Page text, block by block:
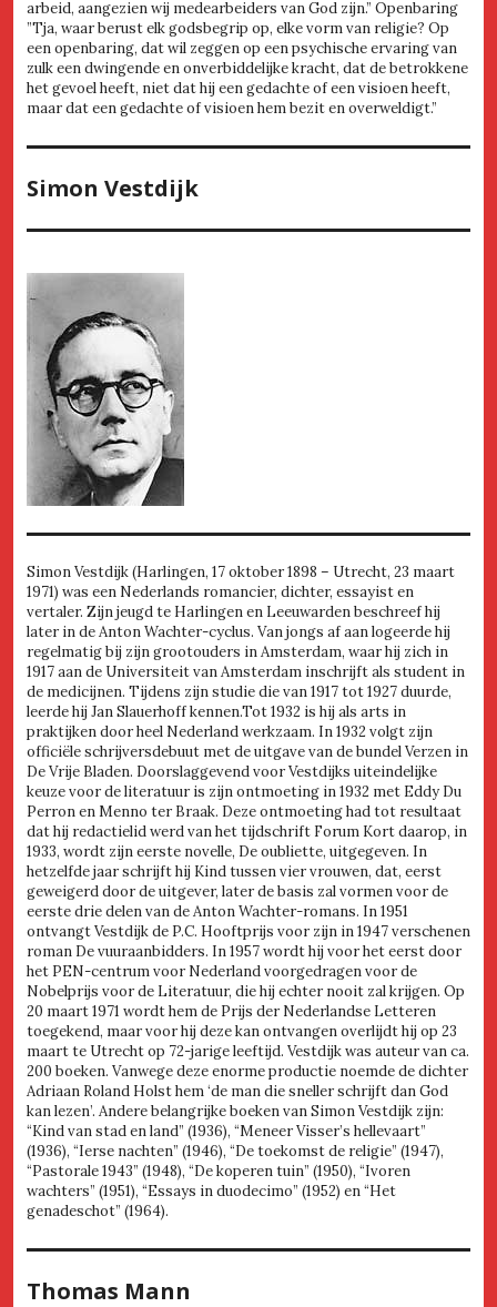
arbeid, aangezien wij medearbeiders van God zijn.” Openbaring
”Tja, waar berust elk godsbegrip op, elke vorm van religie? Op
een openbaring, dat wil zeggen op een psychische ervaring van
zulk een dwingende en onverbiddelijke kracht, dat de betrokkene
het gevoel heeft, niet dat hij een gedachte of een visioen heeft,
maar dat een gedachte of visioen hem bezit en overweldigt.”
Simon Vestdijk
Simon Vestdijk (Harlingen, 17 oktober 1898 – Utrecht, 23 maart
1971) was een Nederlands romancier, dichter, essayist en
vertaler. Zijn jeugd te Harlingen en Leeuwarden beschreef hij
later in de Anton Wachter-cyclus. Van jongs af aan logeerde hij
regelmatig bij zijn grootouders in Amsterdam, waar hij zich in
1917 aan de Universiteit van Amsterdam inschrijft als student in
de medicijnen. Tijdens zijn studie die van 1917 tot 1927 duurde,
leerde hij Jan Slauerhoff kennen.Tot 1932 is hij als arts in
praktijken door heel Nederland werkzaam. In 1932 volgt zijn
officiële schrijversdebuut met de uitgave van de bundel Verzen in
De Vrije Bladen. Doorslaggevend voor Vestdijks uiteindelijke
keuze voor de literatuur is zijn ontmoeting in 1932 met Eddy Du
Perron en Menno ter Braak. Deze ontmoeting had tot resultaat
dat hij redactielid werd van het tijdschrift Forum Kort daarop, in
1933, wordt zijn eerste novelle, De oubliette, uitgegeven. In
hetzelfde jaar schrijft hij Kind tussen vier vrouwen, dat, eerst
geweigerd door de uitgever, later de basis zal vormen voor de
eerste drie delen van de Anton Wachter-romans. In 1951
ontvangt Vestdijk de P.C. Hooftprijs voor zijn in 1947 verschenen
roman De vuuraanbidders. In 1957 wordt hij voor het eerst door
het PEN-centrum voor Nederland voorgedragen voor de
Nobelprijs voor de Literatuur, die hij echter nooit zal krijgen. Op
20 maart 1971 wordt hem de Prijs der Nederlandse Letteren
toegekend, maar voor hij deze kan ontvangen overlijdt hij op 23
maart te Utrecht op 72-jarige leeftijd. Vestdijk was auteur van ca.
200 boeken. Vanwege deze enorme productie noemde de dichter
Adriaan Roland Holst hem ‘de man die sneller schrijft dan God
kan lezen’. Andere belangrijke boeken van Simon Vestdijk zijn:
“Kind van stad en land” (1936), “Meneer Visser’s hellevaart”
(1936), “Ierse nachten” (1946), “De toekomst de religie” (1947),
“Pastorale 1943” (1948), “De koperen tuin” (1950), “Ivoren
wachters” (1951), “Essays in duodecimo” (1952) en “Het
genadeschot” (1964).
Thomas Mann